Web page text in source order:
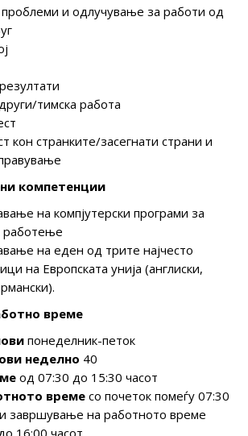
и одлучување за работи од
тимска работа
кон странките/засегнати страни и
компетенции
на компјутерски програми за
работење
на еден од трите најчесто
на Европската унија (англиски,
време
понеделник-петок
неделно 40
од 07:30 до 15:30 часот
времесо почеток помеѓу 07:30
завршување на работното време
16:00 часот